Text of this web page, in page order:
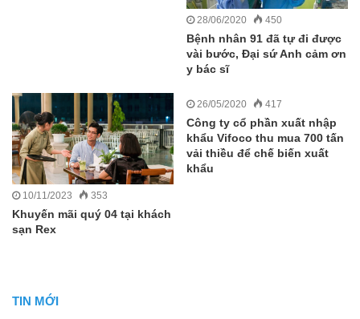
28/06/2020 450
Bệnh nhân 91 đã tự đi được
vài bước, Đại sứ Anh cảm ơn
y bác sĩ
10/11/2023 353
Khuyến mãi quý 04 tại khách
sạn Rex
26/05/2020 417
Công ty cổ phần xuất nhập
khẩu Vifoco thu mua 700 tấn
vải thiều để chế biến xuất
khẩu
TIN MỚI